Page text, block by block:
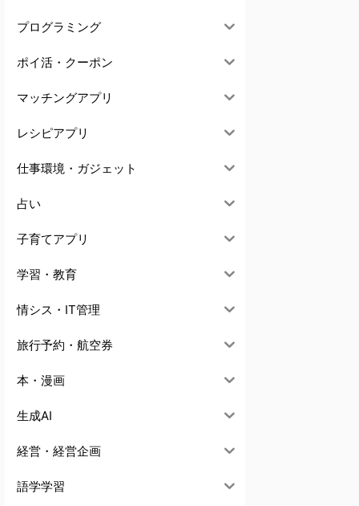
プログラミング
ポイ活・クーポン
マッチングアプリ
レシピアプリ
仕事環境・ガジェット
占い
子育てアプリ
学習・教育
情シス・IT管理
旅行予約・航空券
本・漫画
生成AI
経営・経営企画
語学学習